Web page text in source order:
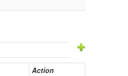
Action